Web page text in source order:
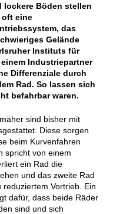
lockere Böden stellen
eine
das
Gelände
Instituts für
Industriepartner
Differenziale durch
Rad. So lassen sich
befahrbar waren.
sind bisher mit
Diese sorgen
beim Kurvenfahren
spricht von einem
ein Rad die
und das zweite Rad
Vortrieb. Ein
dafür, dass beide Räder
sind und sich